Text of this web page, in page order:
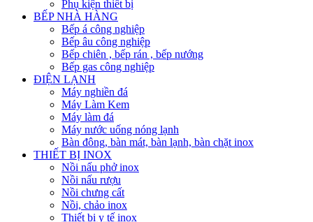
Phụ kiện thiết bị
BẾP NHÀ HÀNG
Bếp á công nghiệp
Bếp âu công nghiệp
Bếp chiên , bếp rán , bếp nướng
Bếp gas công nghiệp
ĐIỆN LẠNH
Máy nghiền đá
Máy Làm Kem
Máy làm đá
Máy nước uống nóng lạnh
Bàn đông, bàn mát, bàn lạnh, bàn chặt inox
THIẾT BỊ INOX
Nồi nấu phở inox
Nồi nấu rượu
Nồi chưng cất
Nồi, chảo inox
Thiết bị y tế inox